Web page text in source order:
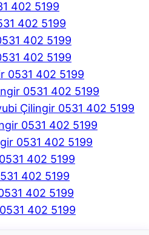
402 5199
402 5199
402 5199
402 5199
0531 402 5199
0531 402 5199
Çilingir 0531 402 5199
0531 402 5199
0531 402 5199
402 5199
402 5199
402 5199
402 5199